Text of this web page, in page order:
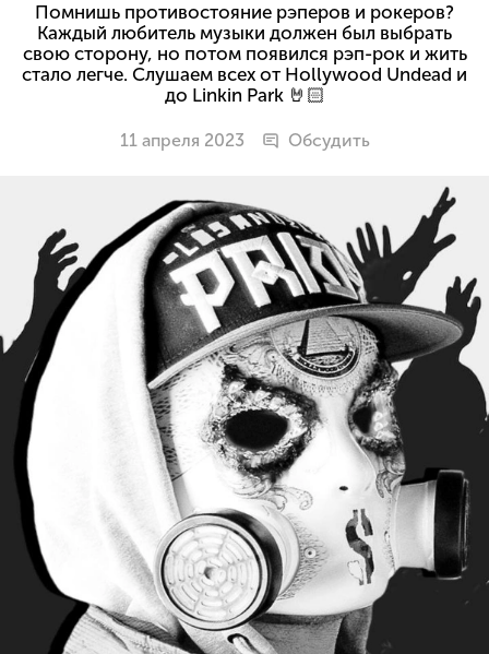
Помнишь противостояние рэперов и рокеров?
Каждый любитель музыки должен был выбрать
свою сторону, но потом появился рэп-рок и жить
стало легче. Слушаем всех от Hollywood Undead и
до Linkin Park 🤘🏻
11 апреля 2023 Обсудить